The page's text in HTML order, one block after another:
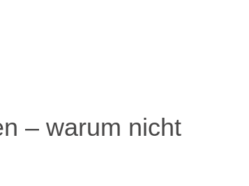
– warum nicht